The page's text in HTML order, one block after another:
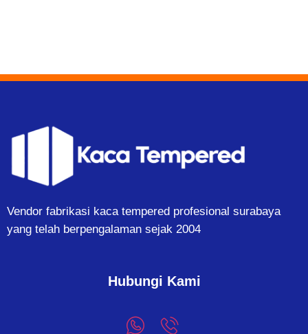
Vendor fabrikasi kaca tempered profesional surabaya
yang telah berpengalaman sejak 2004
Hubungi Kami